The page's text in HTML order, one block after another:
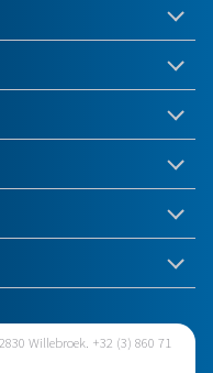
Willebroek. +32 (3) 860 71